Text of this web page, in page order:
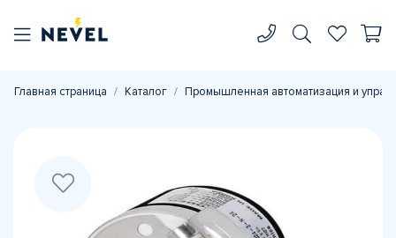
Главная страница Каталог Промышленная автоматизация и